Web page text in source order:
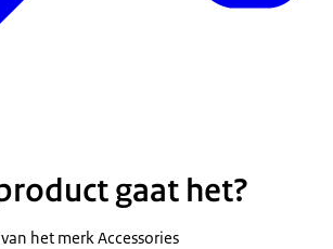
gaat het?
het merk Accessories